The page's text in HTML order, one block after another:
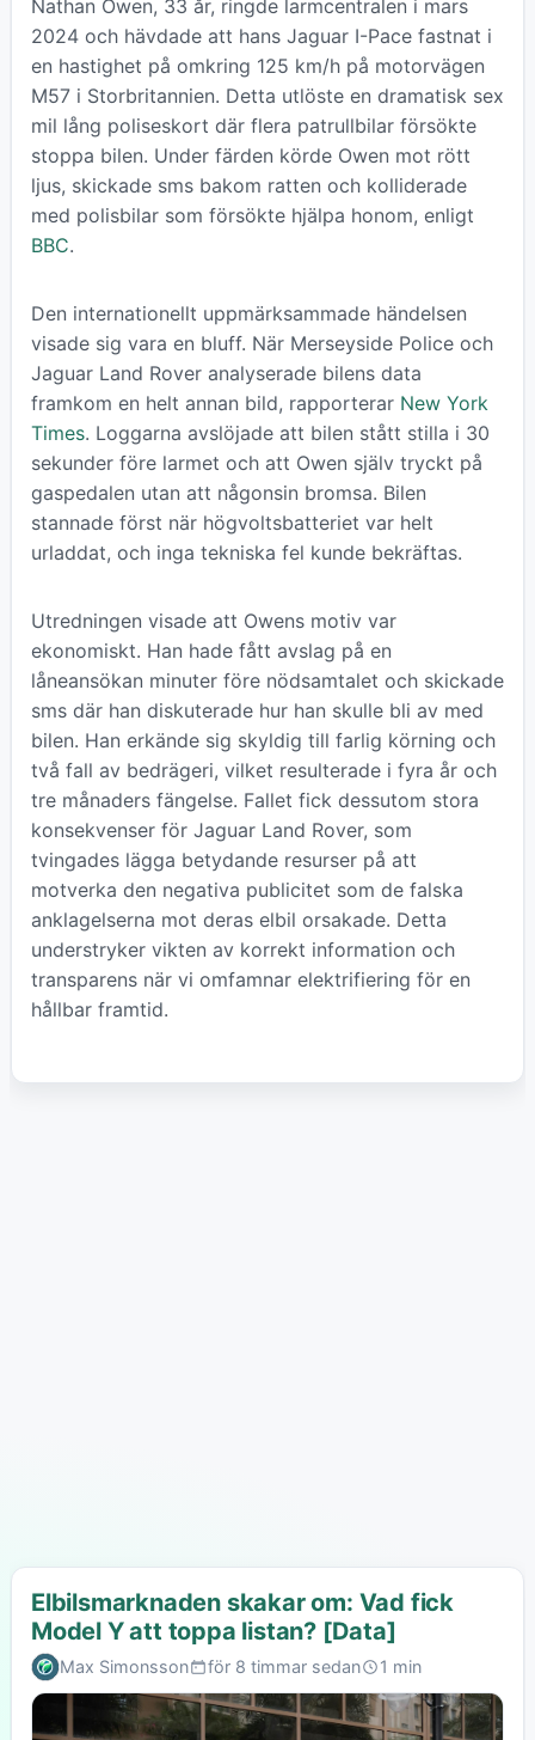
Nathan Owen, 33 år, ringde larmcentralen i mars
2024 och hävdade att hans Jaguar I-Pace fastnat i
en hastighet på omkring 125 km/h på motorvägen
M57 i Storbritannien. Detta utlöste en dramatisk sex
mil lång poliseskort där flera patrullbilar försökte
stoppa bilen. Under färden körde Owen mot rött
ljus, skickade sms bakom ratten och kolliderade
med polisbilar som försökte hjälpa honom, enligt
BBC.
Den internationellt uppmärksammade händelsen
visade sig vara en bluff. När Merseyside Police och
Jaguar Land Rover analyserade bilens data
framkom en helt annan bild, rapporterar New York
Times. Loggarna avslöjade att bilen stått stilla i 30
sekunder före larmet och att Owen själv tryckt på
gaspedalen utan att någonsin bromsa. Bilen
stannade först när högvoltsbatteriet var helt
urladdat, och inga tekniska fel kunde bekräftas.
Utredningen visade att Owens motiv var
ekonomiskt. Han hade fått avslag på en
låneansökan minuter före nödsamtalet och skickade
sms där han diskuterade hur han skulle bli av med
bilen. Han erkände sig skyldig till farlig körning och
två fall av bedrägeri, vilket resulterade i fyra år och
tre månaders fängelse. Fallet fick dessutom stora
konsekvenser för Jaguar Land Rover, som
tvingades lägga betydande resurser på att
motverka den negativa publicitet som de falska
anklagelserna mot deras elbil orsakade. Detta
understryker vikten av korrekt information och
transparens när vi omfamnar elektrifiering för en
hållbar framtid.
Elbilsmarknaden skakar om: Vad fick
Model Y att toppa listan? [Data]
Max Simonsson för 8 timmar sedan 1 min